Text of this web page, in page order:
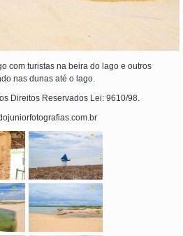
com turistas na beira do lago e outros
nas dunas até o lago.
Direitos Reservados Lei: 9610/98.